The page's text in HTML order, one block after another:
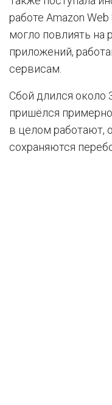
работе Amazon
могло повлиять на
приложений,
сервисам.
Сбой длился около
пришёлся
в целом работают,
сохраняются